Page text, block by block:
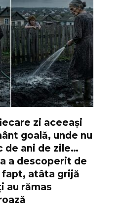
zi aceeași
goală, unde nu
de ani de zile…
a descoperit de
fapt, atâta grijă
au rămas